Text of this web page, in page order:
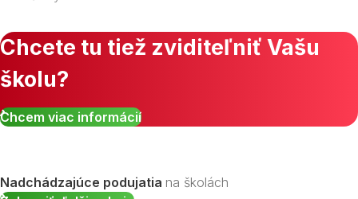
Zobraziť všetky študijné odbory »
Chcete tu tiež zviditeľniť Vašu
školu?
Chcem viac informácií
Nadchádzajúce podujatia na školách